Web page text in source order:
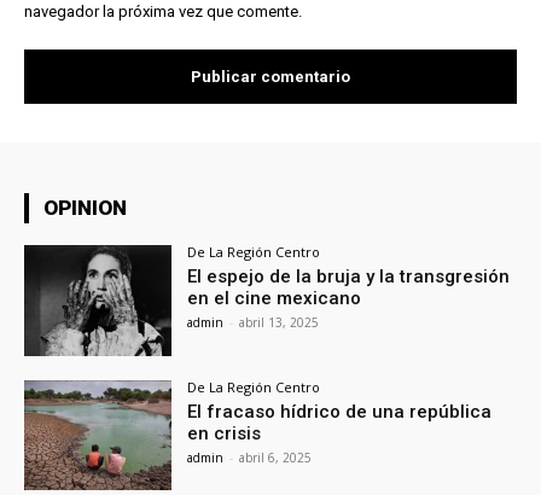
navegador la próxima vez que comente.
OPINION
De La Región Centro
El espejo de la bruja y la transgresión
en el cine mexicano
admin - abril 13, 2025
De La Región Centro
El fracaso hídrico de una república
en crisis
admin - abril 6, 2025